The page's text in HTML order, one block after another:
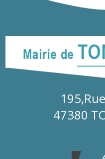
47380